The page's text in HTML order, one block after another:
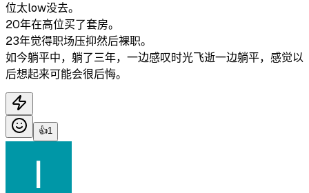
位太low没去。
20年在高位买了套房。
23年觉得职场压抑然后裸职。
如今躺平中，躺了三年，一边感叹时光飞逝一边躺平，感觉以
后想起来可能会很后悔。
👍1